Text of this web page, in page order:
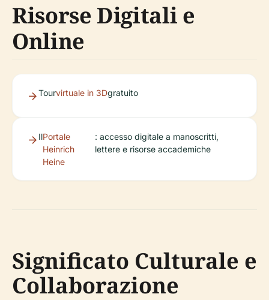
Risorse Digitali e
Online
Tourvirtuale in 3Dgratuito
IlPortale
Heinrich
Heine
: accesso digitale a manoscritti,
lettere e risorse accademiche
Significato Culturale e
Collaborazione